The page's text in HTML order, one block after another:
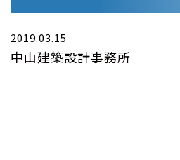
2019.03.15
中山建築設計事務所